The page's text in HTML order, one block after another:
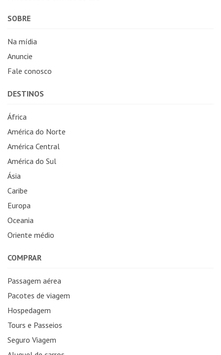
SOBRE
Na mídia
Anuncie
Fale conosco
DESTINOS
África
América do Norte
América Central
América do Sul
Ásia
Caribe
Europa
Oceania
Oriente médio
COMPRAR
Passagem aérea
Pacotes de viagem
Hospedagem
Tours e Passeios
Seguro Viagem